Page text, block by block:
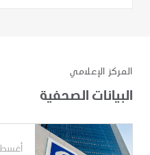
المركز الإعلامي
البيانات الصحفية
أغسطس